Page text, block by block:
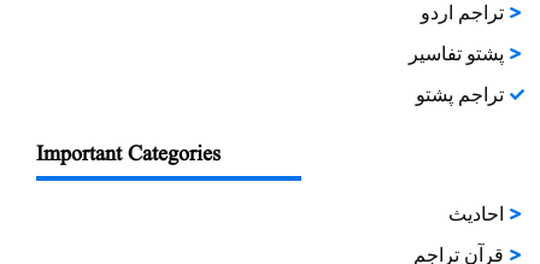
تراجم اردو
پشتو تفاسیر
تراجم پشتو
Important Categories
احادیث
قرآن تراجم